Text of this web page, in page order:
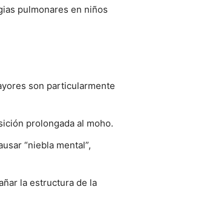
pulmonares en niños
son particularmente
prolongada al moho.
“niebla mental”,
la estructura de la